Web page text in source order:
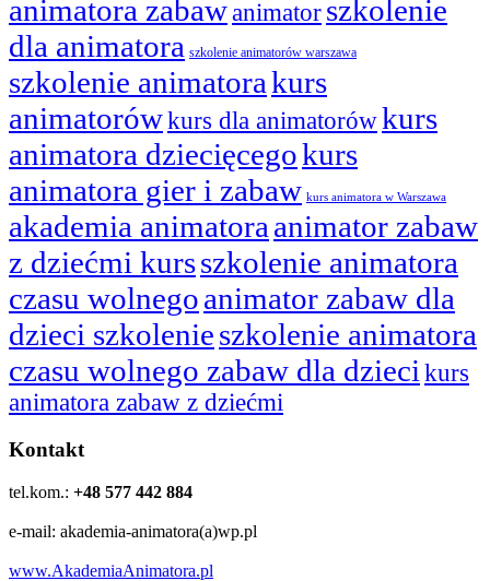
animatora zabawanimator szkolenie
dla animatora szkolenie animatorów warszawa
szkolenie animatorakurs
animatorówkurs dla animatorówkurs
animatora dziecięcegokurs
animatora gier i zabaw kurs animatora w Warszawa
akademia animatora animator zabaw
z dziećmi kursszkolenie animatora
czasu wolnegoanimator zabaw dla
dzieci szkolenieszkolenie animatora
czasu wolnego zabaw dla dzieci kurs
animatora zabaw z dziećmi
Kontakt
tel.kom.: +48 577 442 884
e-mail: akademia-animatora(a)wp.pl
www.AkademiaAnimatora.pl